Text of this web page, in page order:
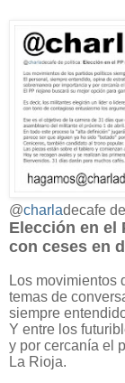
@charladecafe
Elección en el
con ceses en
Los movimientos
temas de
siempre
Y entre los
y por cercanía el
La Rioja.